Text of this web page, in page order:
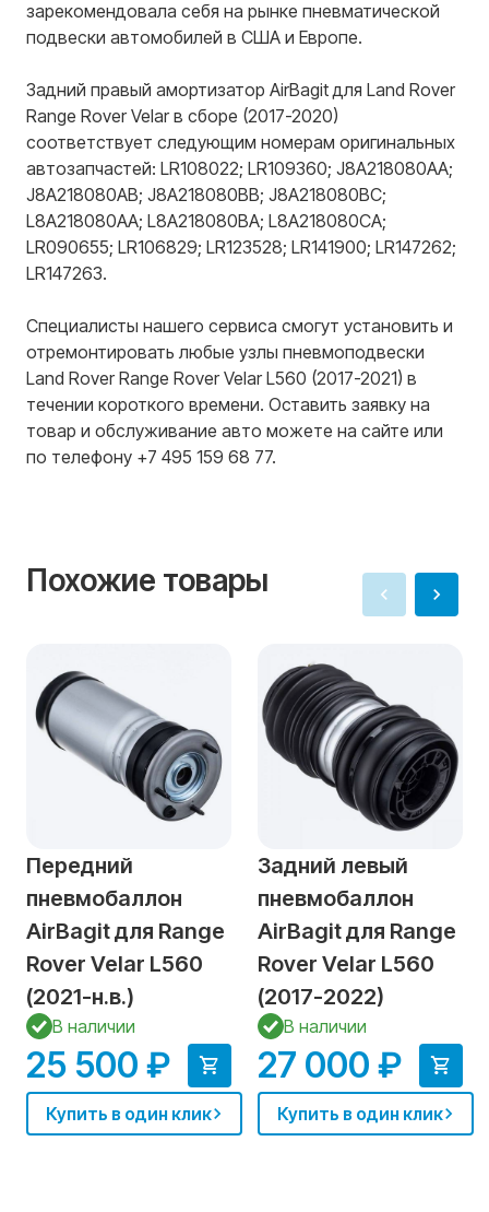
зарекомендовала себя на рынке пневматической
подвески автомобилей в США и Европе.
Задний правый амортизатор AirBagit для Land Rover
Range Rover Velar в сборе (2017-2020)
соответствует следующим номерам оригинальных
автозапчастей: LR108022; LR109360; J8A218080AA;
J8A218080AB; J8A218080BB; J8A218080BC;
L8A218080AA; L8A218080BA; L8A218080CA;
LR090655; LR106829; LR123528; LR141900; LR147262;
LR147263.
Специалисты нашего сервиса смогут установить и
отремонтировать любые узлы пневмоподвески
Land Rover Range Rover Velar L560 (2017-2021) в
течении короткого времени. Оставить заявку на
товар и обслуживание авто можете на сайте или
по телефону +7 495 159 68 77.
Похожие товары
Передний
пневмобаллон
AirBagit для Range
Rover Velar L560
(2021-н.в.)
В наличии
25 500 ₽
Купить в один клик
Задний левый
пневмобаллон
AirBagit для Range
Rover Velar L560
(2017-2022)
В наличии
27 000 ₽
Купить в один клик